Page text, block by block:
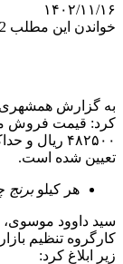
۱۴۰۲/۱۱/۱۶
خواندن این مطلب 2 دقیقه زمان میبرد
به گزارش همشهری
کرد: قیمت فروش
تعیین شده است.
هر کیلوبرنج
سید داوود
کارگروه تنظیم
زیر ابلاغ کرد: